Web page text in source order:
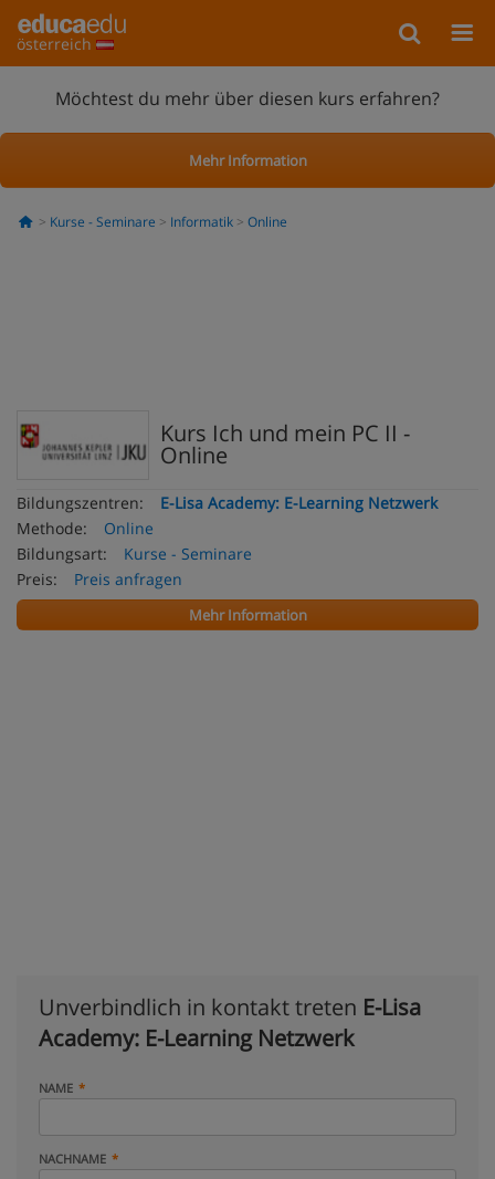
österreich
Möchtest du mehr über diesen kurs erfahren?
Mehr Information
Kurse - Seminare Informatik Online
Kurs Ich und mein PC II -
Online
Bildungszentren:
E-Lisa Academy: E-Learning Netzwerk
Methode:
Online
Bildungsart:
Kurse - Seminare
Preis:
Preis anfragen
Mehr Information
Unverbindlich in kontakt treten E-Lisa
Academy: E-Learning Netzwerk
NAME
NACHNAME